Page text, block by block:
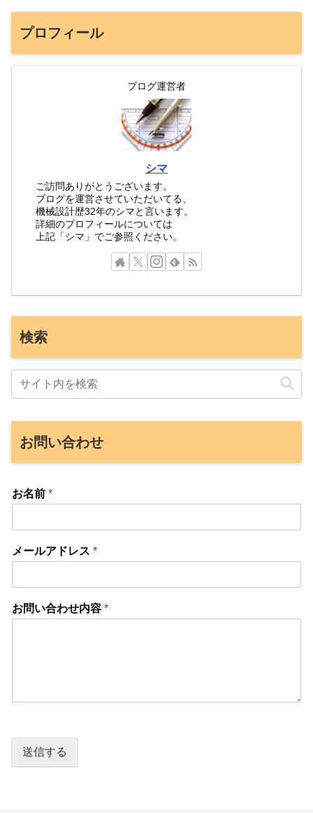
プロフィール
ブログ運営者
シマ
ご訪問ありがとうございます。
ブログを運営させていただいてる、
機械設計歴32年のシマと言います。
詳細のプロフィールについては
上記「シマ」でご参照ください。
検索
お問い合わせ
お名前 *
メールアドレス *
お問い合わせ内容 *
送信する